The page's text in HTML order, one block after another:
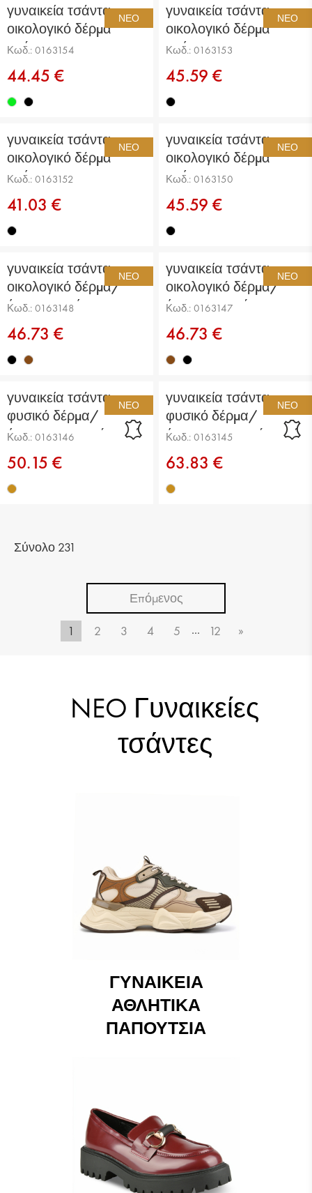
ΝΈΟ
γυναικεία τσάντα
οικολογικό δέρμα
πράσινη
Κωδ.: 0163154
44.45 €
ΝΈΟ
γυναικεία τσάντα
οικολογικό δέρμα
μαύρη
Κωδ.: 0163153
45.59 €
ΝΈΟ
γυναικεία τσάντα
οικολογικό δέρμα
μαύρη
Κωδ.: 0163152
41.03 €
ΝΈΟ
γυναικεία τσάντα
οικολογικό δέρμα
μαύρη
Κωδ.: 0163150
45.59 €
ΝΈΟ
γυναικεία τσάντα
οικολογικό δέρμα/
ύφασμα μαύρη
Κωδ.: 0163148
46.73 €
ΝΈΟ
γυναικεία τσάντα
οικολογικό δέρμα/
ύφασμα καφέ
Κωδ.: 0163147
46.73 €
ΝΈΟ
γυναικεία τσάντα
φυσικό δέρμα/
ύφασμα ανοιχτό καφέ
Κωδ.: 0163146
50.15 €
ΝΈΟ
γυναικεία τσάντα
φυσικό δέρμα/
ύφασμα ανοιχτό καφέ
Κωδ.: 0163145
63.83 €
Σύνολο 231
Επόμενος
1 2 3 4 5 ... 12 »
NEO Γυναικείες
τσάντες
ΓΥΝΑΙΚΕΊΑ
ΑΘΛΗΤΙΚΆ
ΠΑΠΟΎΤΣΙΑ